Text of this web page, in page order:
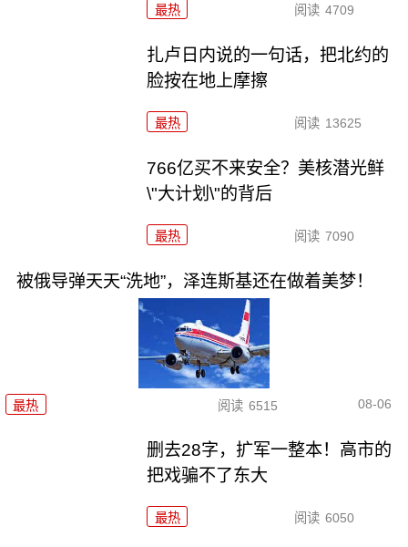
最热 阅读 4709
扎卢日内说的一句话，把北约的
脸按在地上摩擦
最热 阅读 13625
766亿买不来安全？美核潜光鲜
\"大计划\"的背后
最热 阅读 7090
被俄导弹天天“洗地”，泽连斯基还在做着美梦！
最热 阅读 6515 08-06
删去28字，扩军一整本！高市的
把戏骗不了东大
最热 阅读 6050